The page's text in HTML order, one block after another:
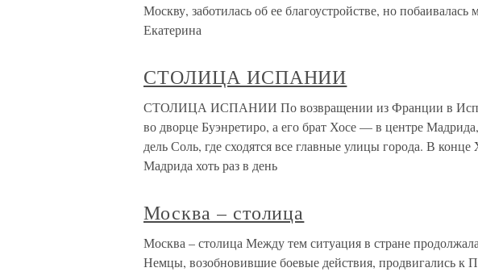
Москву, заботилась об ее благоустройстве, но
Екатерина
СТОЛИЦА ИСПАНИИ
СТОЛИЦА ИСПАНИИ По возвращении из Франции в
во дворце Буэнретиро, а его брат Хосе — в центре
дель Соль, где сходятся все главные улицы города. В
Мадрида хоть раз в день
Москва – столица
Москва – столица Между тем ситуация в стране
Немцы, возобновившие боевые действия, продвигались к